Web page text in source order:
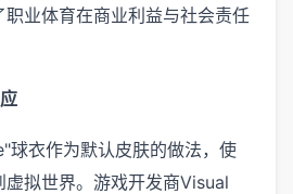
业体育在商业利益与社会责任
球衣作为默认皮肤的做法，使
拟世界。游戏开发商Visual